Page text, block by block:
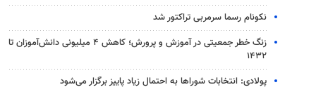
نکونام رسما سرمربی تراکتور شد
زنگ خطر جمعیتی در آموزش و پرورش؛ کاهش ۴ میلیونی دانش‌آموزان تا
۱۴۳۲
پولادی: انتخابات شوراها به احتمال زیاد پاییز برگزار می‌شود